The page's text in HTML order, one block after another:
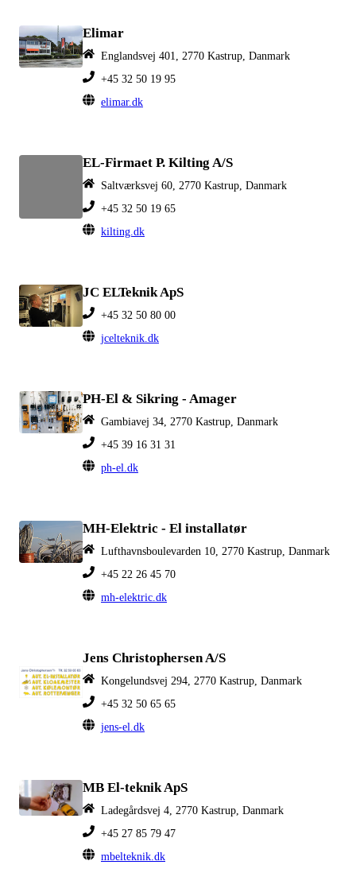
Elimar
Englandsvej 401, 2770 Kastrup, Danmark
+45 32 50 19 95
elimar.dk
EL-Firmaet P. Kilting A/S
Saltværksvej 60, 2770 Kastrup, Danmark
+45 32 50 19 65
kilting.dk
JC ELTeknik ApS
+45 32 50 80 00
jcelteknik.dk
PH-El & Sikring - Amager
Gambiavej 34, 2770 Kastrup, Danmark
+45 39 16 31 31
ph-el.dk
MH-Elektric - El installatør
Lufthavnsboulevarden 10, 2770 Kastrup, Danmark
+45 22 26 45 70
mh-elektric.dk
Jens Christophersen A/S
Kongelundsvej 294, 2770 Kastrup, Danmark
+45 32 50 65 65
jens-el.dk
MB El-teknik ApS
Ladegårdsvej 4, 2770 Kastrup, Danmark
+45 27 85 79 47
mbelteknik.dk